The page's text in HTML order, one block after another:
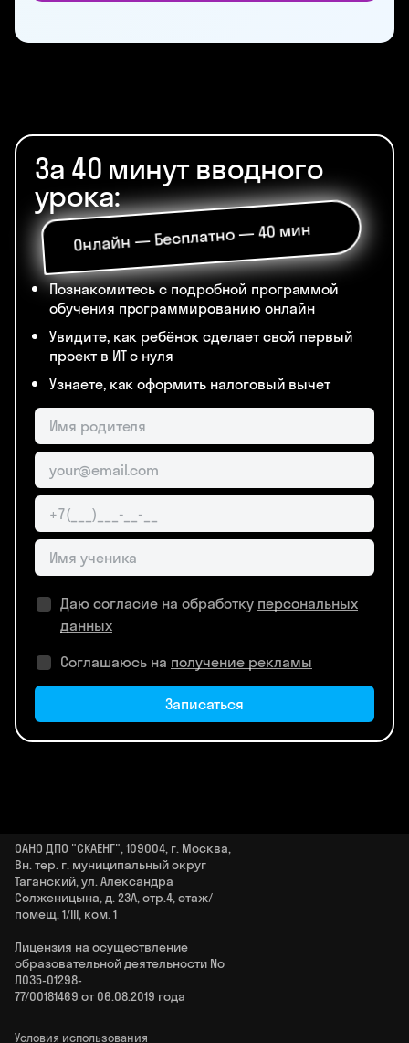
За 40 минут вводного
урока:
Онлайн — Бесплатно — 40 мин
Познакомитесь с подробной программой
обучения программированию онлайн
Увидите, как ребёнок сделает свой первый
проект в ИТ с нуля
Узнаете, как оформить налоговый вычет
Даю согласие на обработку персональных
данных
Соглашаюсь на получение рекламы
Записаться
ОАНО ДПО "СКАЕНГ", 109004, г. Москва,
Вн. тер. г. муниципальный округ
Таганский, ул. Александра
Солженицына, д. 23А, стр.4, этаж/
помещ. 1/III, ком. 1
Лицензия на осуществление
образовательной деятельности No
Л035‑01298-
77/00181469 от 06.08.2019 года
Условия использования